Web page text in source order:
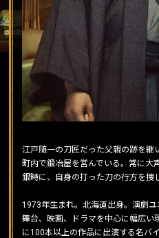
江戸随一の刀匠だった父親の跡を継
町内で鍛冶屋を営んでいる。常に大
銀時に、自身の打った刀の行方を捜
1973年生まれ。北海道出身。演劇ユ
舞台、映画、ドラマを中心に幅広い
に100本以上の作品に出演する名バ